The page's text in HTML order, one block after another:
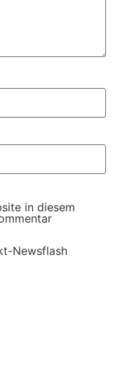
in diesem
Newsflash